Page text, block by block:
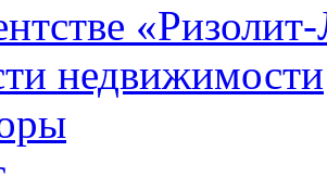
недвижимости